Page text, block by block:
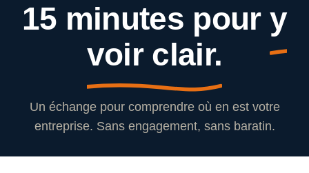
15 minutes pour y
voir clair.
Un échange pour comprendre où en est votre
entreprise. Sans engagement, sans baratin.